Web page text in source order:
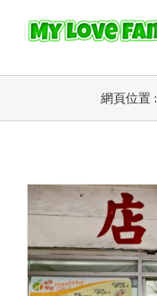
網頁位置 :